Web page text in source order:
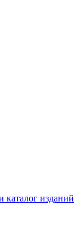
каталог изданий